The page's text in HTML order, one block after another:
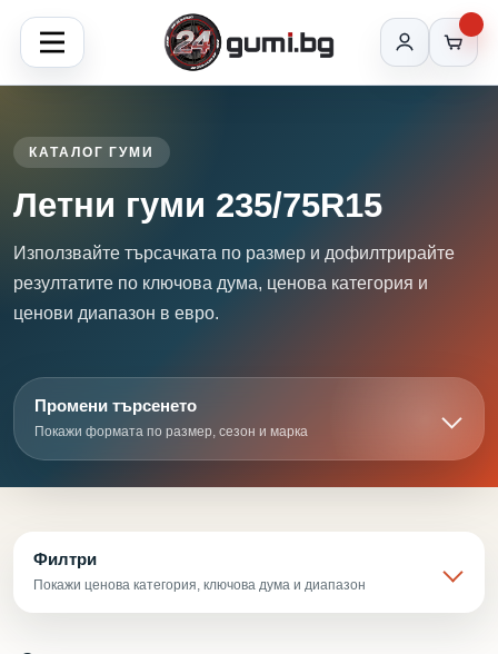
КАТАЛОГ ГУМИ
Летни гуми 235/75R15
Използвайте търсачката по размер и дофилтрирайте
резултатите по ключова дума, ценова категория и
ценови диапазон в евро.
Промени търсенето
Покажи формата по размер, сезон и марка
Филтри
Покажи ценова категория, ключова дума и диапазон